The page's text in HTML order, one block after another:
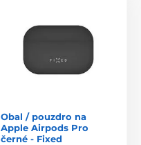
Obal / pouzdro na
Apple Airpods Pro
černé - Fixed